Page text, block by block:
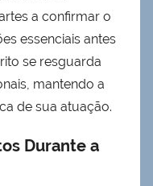
a confirmar o
essenciais antes
se resguarda
mantendo a
de sua atuação.
Durante a